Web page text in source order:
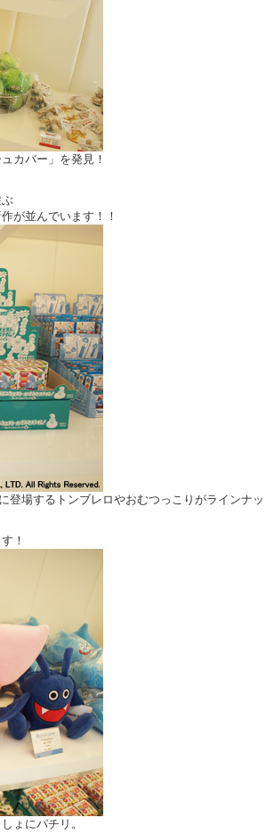
カバー」を発見！
が並んでいます！！
登場するトンブレロやおむつっこりがラインナッ
！
ょにパチリ。